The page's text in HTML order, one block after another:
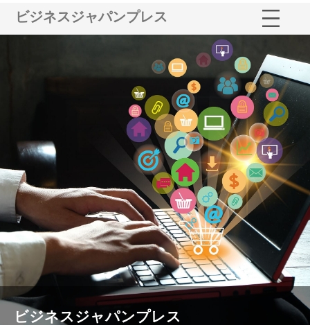
ビジネスジャパンプレス
ビジネスジャパンプレス